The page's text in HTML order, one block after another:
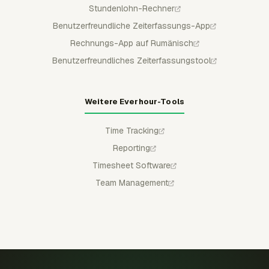
Stundenlohn-Rechner
Benutzerfreundliche Zeiterfassungs-App
Rechnungs-App auf Rumänisch
Benutzerfreundliches Zeiterfassungstool
Weitere Everhour-Tools
Time Tracking
Reporting
Timesheet Software
Team Management